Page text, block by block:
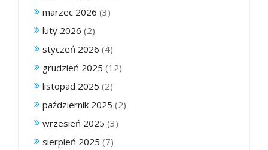
marzec 2026 (3)
luty 2026 (2)
styczeń 2026 (4)
grudzień 2025 (12)
listopad 2025 (2)
październik 2025 (2)
wrzesień 2025 (3)
sierpień 2025 (7)